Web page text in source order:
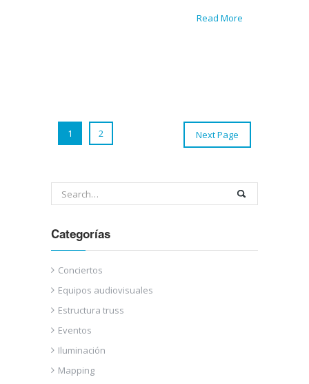
Read More
1 2 Next Page
Categorías
Conciertos
Equipos audiovisuales
Estructura truss
Eventos
Iluminación
Mapping